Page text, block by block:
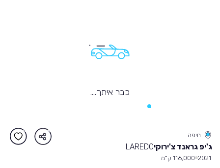
חיפה
ג'יפ גראנד צ'ירוקיLAREDO
2021 116,000 ק״מ
כבר איתך....